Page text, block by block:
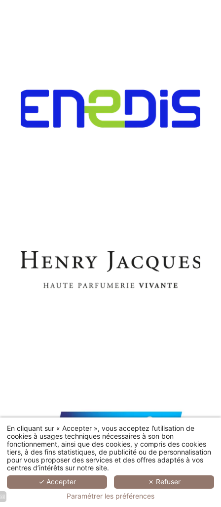
4300, route de Bagnols en Forêt - 83920 La Motte, France
Residence : +33 (0)4 94 51 89 80-Golf : +33 (0)4 94 51 89 89-
Spa : +33 (0)4 94 51 75 11
En cliquant sur « Accepter », vous acceptez l’utilisation de
cookies à usages techniques nécessaires à son bon
fonctionnement, ainsi que des cookies, y compris des cookies
tiers, à des fins statistiques, de publicité ou de personnalisation
pour vous proposer des services et des offres adaptés à vos
centres d’intérêts sur notre site.
✓ Accepter
✗ Refuser
Paramétrer les préférences